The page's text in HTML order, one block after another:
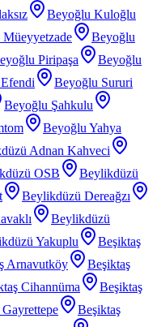
Beyoğlu Kuloğlu
Beyoğlu
Piripaşa
Beyoğlu
Beyoğlu Sururi
Beyoğlu Şahkulu
Beyoğlu Yahya
Adnan Kahveci
OSB
Beylikdüzü
Beylikdüzü Dereağzı
Beylikdüzü
Yakuplu
Beşiktaş
Arnavutköy
Beşiktaş
Cihannüma
Beşiktaş
Beşiktaş